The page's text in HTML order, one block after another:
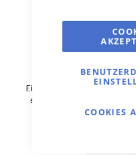
COOKIES
Eine klassische Wahl, die
erinnert und eine